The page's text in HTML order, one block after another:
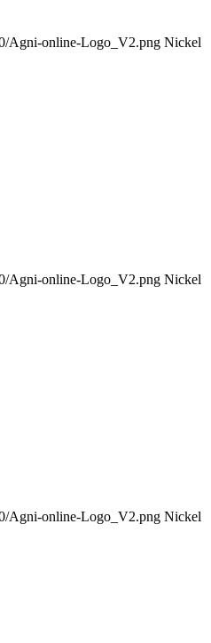
Agni-online-Logo_V2.png Nickel
Agni-online-Logo_V2.png Nickel
Agni-online-Logo_V2.png Nickel